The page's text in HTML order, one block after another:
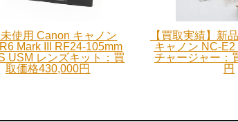
使用 Canon キャノン
Mark III RF24-105mm
USM レンズキット：買
取価格430,000円
【買取実績】新
キャノン NC-
チャージャー：
円